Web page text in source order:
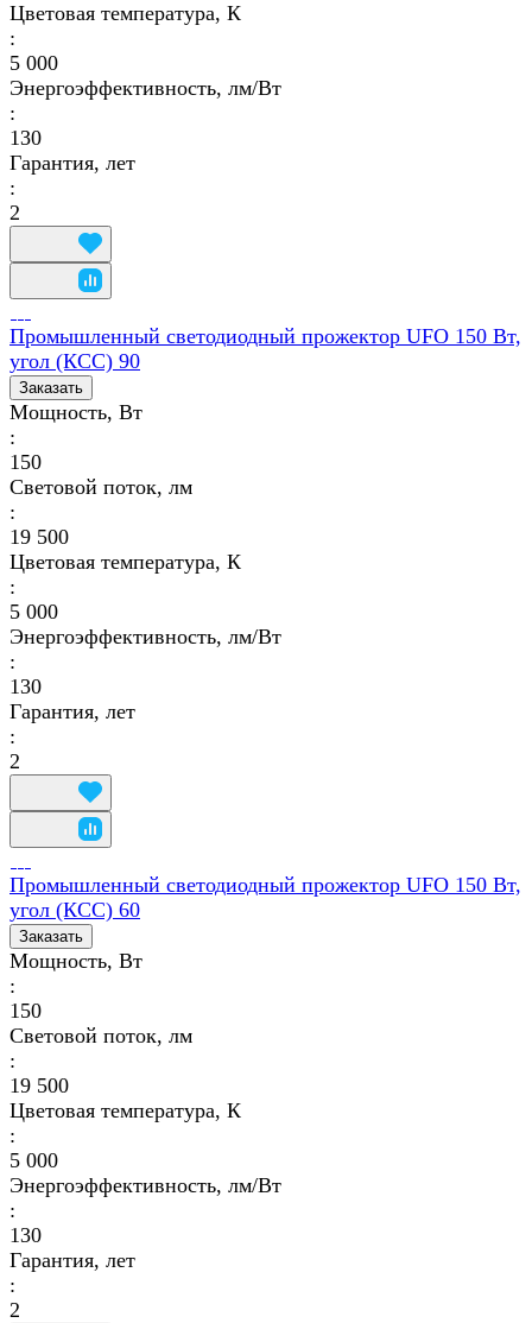
Цветовая температура, К
:
5 000
Энергоэффективность, лм/Вт
:
130
Гарантия, лет
:
2
Промышленный светодиодный прожектор UFO 150 Вт,
угол (КСС) 90
Заказать
Мощность, Вт
:
150
Световой поток, лм
:
19 500
Цветовая температура, К
:
5 000
Энергоэффективность, лм/Вт
:
130
Гарантия, лет
:
2
Промышленный светодиодный прожектор UFO 150 Вт,
угол (КСС) 60
Заказать
Мощность, Вт
:
150
Световой поток, лм
:
19 500
Цветовая температура, К
:
5 000
Энергоэффективность, лм/Вт
:
130
Гарантия, лет
:
2